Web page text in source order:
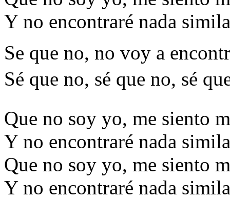
Y no encontraré nada
Se que no, no voy a
Sé que no, sé que no, sé
Que no soy yo, me siento
Y no encontraré nada
Que no soy yo, me siento
Y no encontraré nada